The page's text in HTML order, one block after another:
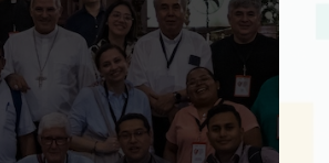
50.º aniversario
Leer más